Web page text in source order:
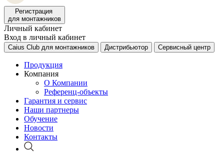
Регистрация
для монтажников
Личный кабинет
Вход в личный кабинет
Caius Club для монтажников Дистрибьютор Сервисный центр
Продукция
Компания
О Компании
Референц-объекты
Гарантия и сервис
Наши партнеры
Обучение
Новости
Контакты